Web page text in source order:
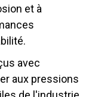
et à
avec
aux pressions